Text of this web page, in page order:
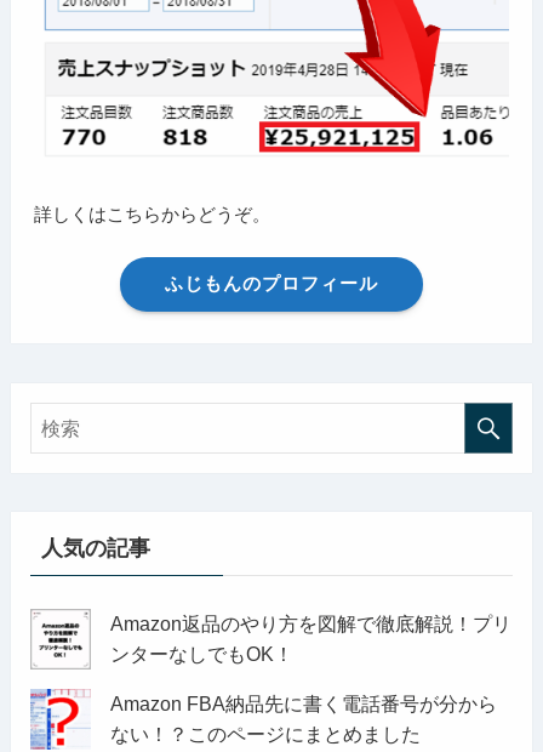
詳しくはこちらからどうぞ。
ふじもんのプロフィール
人気の記事
Amazon返品のやり方を図解で徹底解説！プリ
ンターなしでもOK！
Amazon FBA納品先に書く電話番号が分から
ない！？このページにまとめました